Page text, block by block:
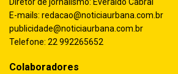
E-mails: redacao@noticiaurbana.com.br
publicidade@noticiaurbana.com.br
Telefone: 22 992265652
Colaboradores